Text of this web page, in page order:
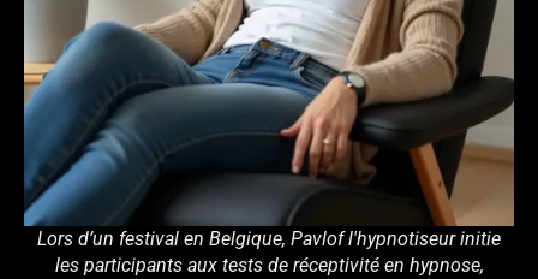
Lors d’un festival en Belgique, Pavlof l'hypnotiseur initie
les participants aux tests de réceptivité en hypnose,